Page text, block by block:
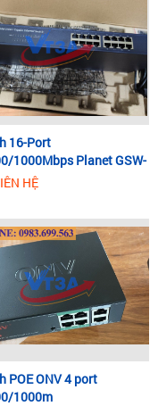
16-Port
1000Mbps Planet GSW-
HỆ
POE ONV 4 port
1000m